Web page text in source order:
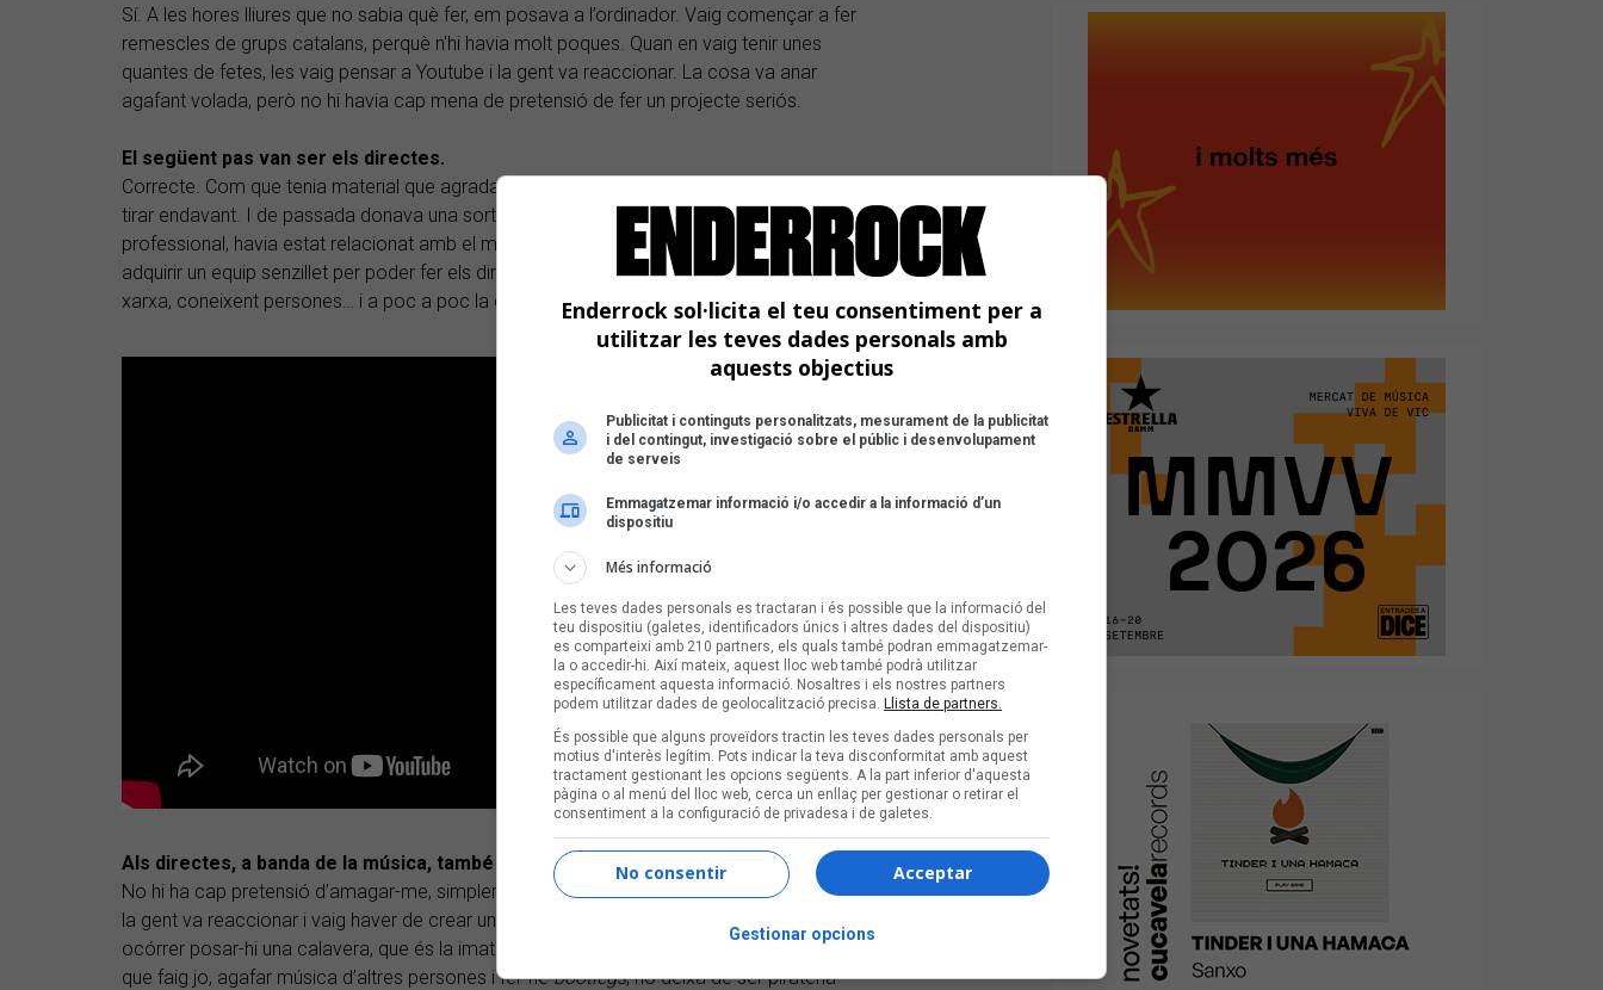
Sí. A les hores lliures que no sabia què fer, em posava a l’ordinador. Vaig començar a fer
remescles de grups catalans, perquè n'hi havia molt poques. Quan en vaig tenir unes
quantes de fetes, les vaig pensar a Youtube i la gent va reaccionar. La cosa va anar
agafant volada, però no hi havia cap mena de pretensió de fer un projecte seriós.
El següent pas van ser els directes.
Correcte. Com que tenia material que agradava a la gent i hi havia demanda… ho vaig
tirar endavant. I de passada donava una sortida al que havia estat produint. Jo no era
professional, havia estat relacionat amb el món de la música, però no com a DJ, i vaig
adquirir un equip senzillet per poder fer els directes. I a través d’internet vaig anar fent
xarxa, coneixent persones… i a poc a poc la cosa es va anar enlairant.
Als directes, a banda de la música, també cuides la imatge. Per què t’amagues?
No hi ha cap pretensió d’amagar-me, simplement, tot ha anat així. Vaig fer els remixos,
la gent va reaccionar i vaig haver de crear un logo que identifiqués el projecte. Se’m va
ocórrer posar-hi una calavera, que és la imatge que tots tenim de la pirateria. Perquè el
que faig jo, agafar música d’altres persones i fer-nebootlegs, no deixa de ser pirateria
Enderrock sol·licita el teu consentiment per a
utilitzar les teves dades personals amb
aquests objectius
Publicitat i continguts personalitzats, mesurament de la publicitat
i del contingut, investigació sobre el públic i desenvolupament
de serveis
Emmagatzemar informació i/o accedir a la informació d’un
dispositiu
Més informació
Les teves dades personals es tractaran i és possible que la informació del
teu dispositiu (galetes, identificadors únics i altres dades del dispositiu)
es comparteixi amb 210 partners, els quals també podran emmagatzemar-
la o accedir-hi. Així mateix, aquest lloc web també podrà utilitzar
específicament aquesta informació. Nosaltres i els nostres partners
podem utilitzar dades de geolocalització precisa. Llista de partners.
És possible que alguns proveïdors tractin les teves dades personals per
motius d'interès legítim. Pots indicar la teva disconformitat amb aquest
tractament gestionant les opcions següents. A la part inferior d'aquesta
pàgina o al menú del lloc web, cerca un enllaç per gestionar o retirar el
consentiment a la configuració de privadesa i de galetes.
Acceptar
No consentir
Gestionar opcions